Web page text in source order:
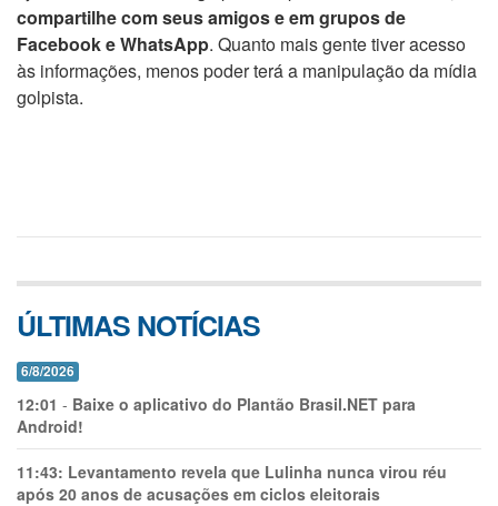
compartilhe com seus amigos e em grupos de
Facebook e WhatsApp. Quanto mais gente tiver acesso
às informações, menos poder terá a manipulação da mídia
golpista.
ÚLTIMAS NOTÍCIAS
6/8/2026
12:01 - Baixe o aplicativo do Plantão Brasil.NET para
Android!
11:43: Levantamento revela que Lulinha nunca virou réu
após 20 anos de acusações em ciclos eleitorais